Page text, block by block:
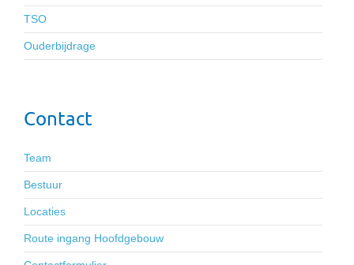
TSO
Ouderbijdrage
Contact
Team
Bestuur
Locaties
Route ingang Hoofdgebouw